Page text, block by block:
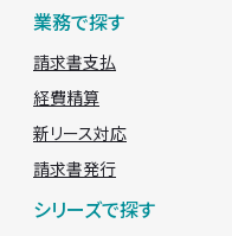
業務で探す
請求書支払
経費精算
新リース対応
請求書発行
シリーズで探す